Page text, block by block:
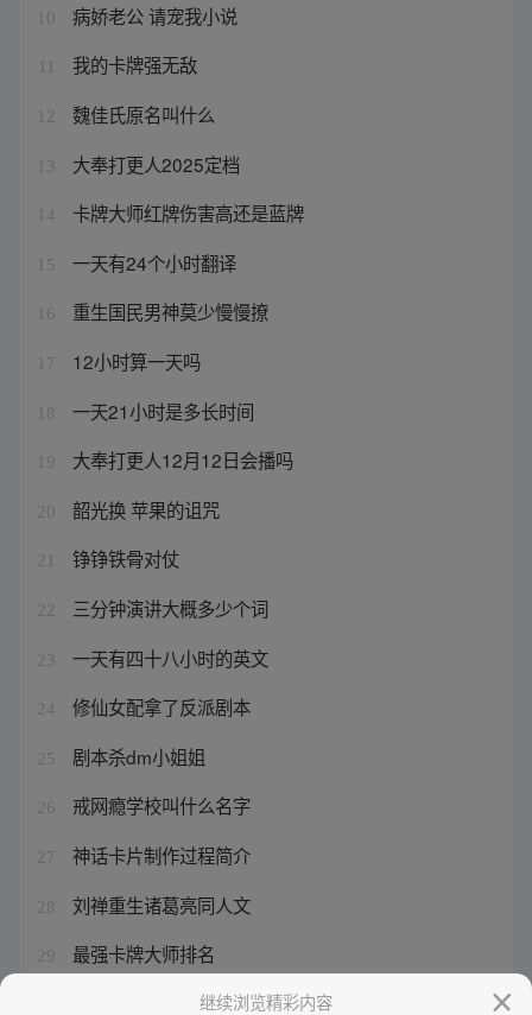
10 病娇老公 请宠我小说
我的卡牌强无敌
12 魏佳氏原名叫什么
13 大奉打更人2025定档
14 卡牌大师红牌伤害高还是蓝牌
15 一天有24个小时翻译
16 重生国民男神莫少慢慢撩
17 12小时算一天吗
18 一天21小时是多长时间
19 大奉打更人12月12日会播吗
20 韶光换 苹果的诅咒
21 铮铮铁骨对仗
22 三分钟演讲大概多少个词
23 一天有四十八小时的英文
24 修仙女配拿了反派剧本
25 剧本杀dm小姐姐
26 戒网瘾学校叫什么名字
27 神话卡片制作过程简介
28 刘禅重生诸葛亮同人文
29 最强卡牌大师排名
穿越者的成长经历继续浏览精彩内容